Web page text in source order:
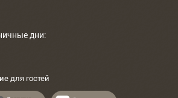
дни:
для гостей